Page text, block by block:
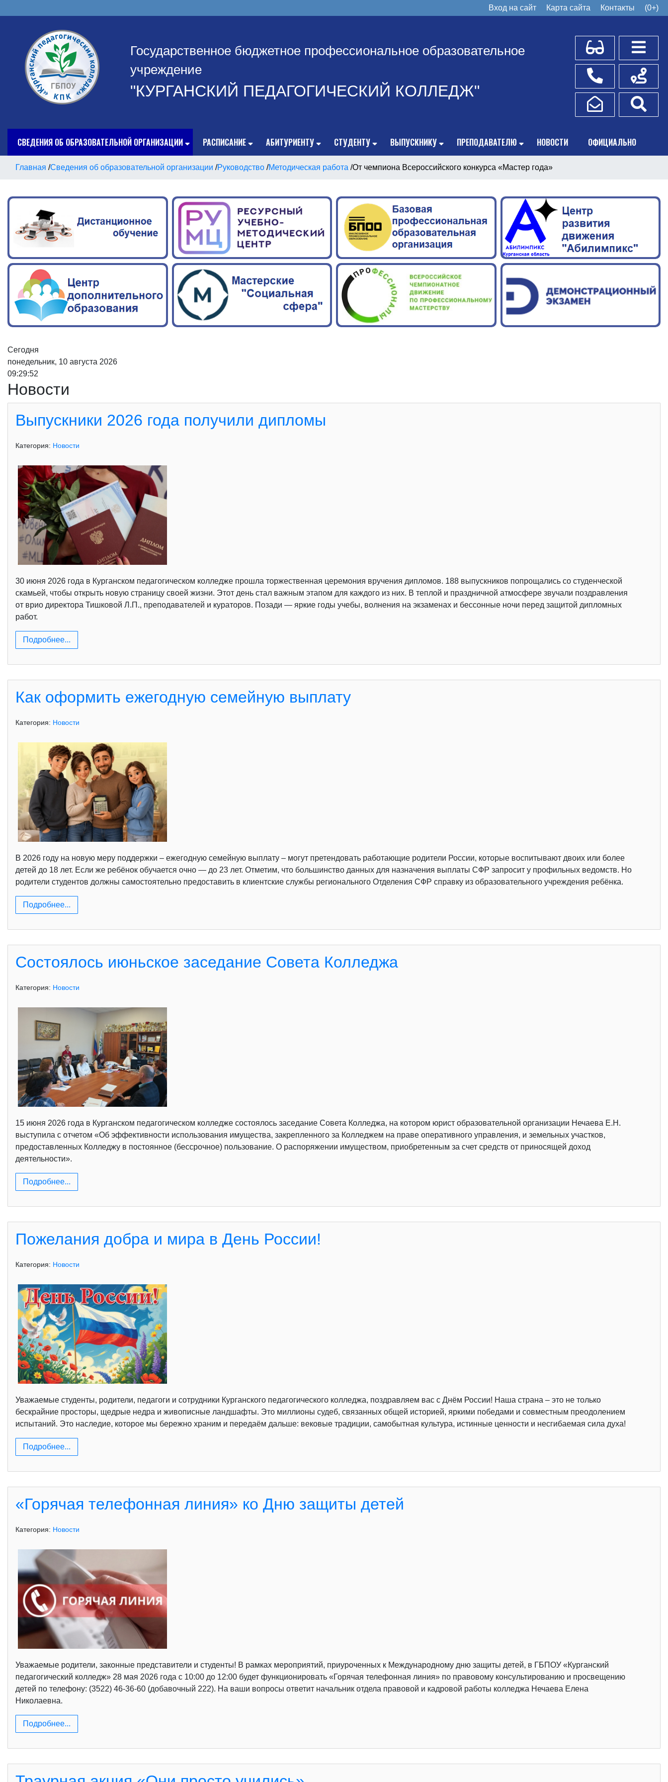
Вход на сайт Карта сайта Контакты (0+)
Государственное бюджетное профессиональное образовательное
учреждение
"КУРГАНСКИЙ ПЕДАГОГИЧЕСКИЙ КОЛЛЕДЖ"
Для слабовидящих
Телефоны
Написать обращение
Схема
СВЕДЕНИЯ ОБ ОБРАЗОВАТЕЛЬНОЙ ОРГАНИЗАЦИИ РАСПИСАНИЕ АБИТУРИЕНТУ СТУДЕНТУ ВЫПУСКНИКУ ПРЕПОДАВАТЕЛЮ НОВОСТИ ОФИЦИАЛЬНО
Главная /Сведения об образовательной организации /Руководство /Методическая работа /От чемпиона Всероссийского конкурса «Мастер года»
Сегодня
понедельник, 10 августа 2026
09:29:53
Новости
Выпускники 2026 года получили дипломы
Категория: Новости
30 июня 2026 года в Курганском педагогическом колледже прошла торжественная церемония вручения дипломов. 188 выпускников попрощались со студенческой
скамьей, чтобы открыть новую страницу своей жизни. Этот день стал важным этапом для каждого из них. В теплой и праздничной атмосфере звучали поздравления
от врио директора Тишковой Л.П., преподавателей и кураторов. Позади — яркие годы учебы, волнения на экзаменах и бессонные ночи перед защитой дипломных
работ.
Подробнее...
Как оформить ежегодную семейную выплату
Категория: Новости
В 2026 году на новую меру поддержки – ежегодную семейную выплату – могут претендовать работающие родители России, которые воспитывают двоих или более
детей до 18 лет. Если же ребёнок обучается очно — до 23 лет. Отметим, что большинство данных для назначения выплаты СФР запросит у профильных ведомств. Но
родители студентов должны самостоятельно предоставить в клиентские службы регионального Отделения СФР справку из образовательного учреждения ребёнка.
Подробнее...
Состоялось июньское заседание Совета Колледжа
Категория: Новости
15 июня 2026 года в Курганском педагогическом колледже состоялось заседание Совета Колледжа, на котором юрист образовательной организации Нечаева Е.Н.
выступила с отчетом «Об эффективности использования имущества, закрепленного за Колледжем на праве оперативного управления, и земельных участков,
предоставленных Колледжу в постоянное (бессрочное) пользование. О распоряжении имуществом, приобретенным за счет средств от приносящей доход
деятельности».
Подробнее...
Пожелания добра и мира в День России!
Категория: Новости
Уважаемые студенты, родители, педагоги и сотрудники Курганского педагогического колледжа, поздравляем вас с Днём России! Наша страна – это не только
бескрайние просторы, щедрые недра и живописные ландшафты. Это миллионы судеб, связанных общей историей, яркими победами и совместным преодолением
испытаний. Это наследие, которое мы бережно храним и передаём дальше: вековые традиции, самобытная культура, истинные ценности и несгибаемая сила духа!
Подробнее...
«Горячая телефонная линия» ко Дню защиты детей
Категория: Новости
Уважаемые родители, законные представители и студенты! В рамках мероприятий, приуроченных к Международному дню защиты детей, в ГБПОУ «Курганский
педагогический колледж» 28 мая 2026 года с 10:00 до 12:00 будет функционировать «Горячая телефонная линия» по правовому консультированию и просвещению
детей по телефону: (3522) 46-36-60 (добавочный 222). На ваши вопросы ответит начальник отдела правовой и кадровой работы колледжа Нечаева Елена
Николаевна.
Подробнее...